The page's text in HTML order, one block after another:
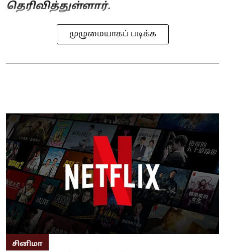
தெரிவித்துள்ளார்.
முழுமையாகப் படிக்க
சினிமா